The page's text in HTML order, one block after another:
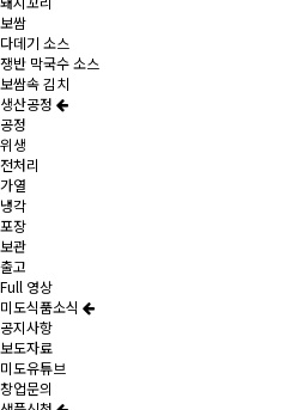
보쌈
다데기 소스
쟁반 막국수 소스
보쌈속 김치
생산공정
공정
위생
전처리
가열
냉각
포장
보관
출고
Full 영상
미도식품소식
공지사항
보도자료
미도유튜브
창업문의